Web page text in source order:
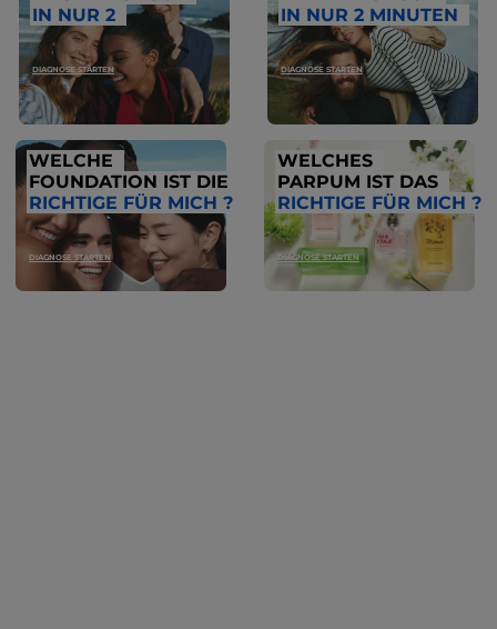
IN NUR 2
DIAGNOSE STARTEN
IN NUR 2 MINUTEN
DIAGNOSE STARTEN
WELCHE
FOUNDATION IST DIE
RICHTIGE FÜR MICH ?
DIAGNOSE STARTEN
WELCHES
PARPUM IST DAS
RICHTIGE FÜR MICH ?
DIAGNOSE STARTEN